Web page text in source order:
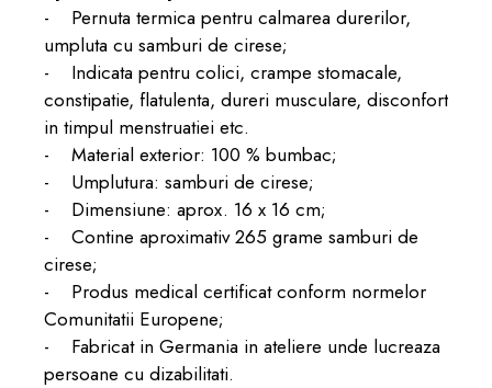
- Pernuta termica pentru calmarea durerilor,
umpluta cu samburi de cirese;
- Indicata pentru colici, crampe stomacale,
constipatie, flatulenta, dureri musculare, disconfort
in timpul menstruatiei etc.
- Material exterior: 100 % bumbac;
- Umplutura: samburi de cirese;
- Dimensiune: aprox. 16 x 16 cm;
- Contine aproximativ 265 grame samburi de
cirese;
- Produs medical certificat conform normelor
Comunitatii Europene;
- Fabricat in Germania in ateliere unde lucreaza
persoane cu dizabilitati.